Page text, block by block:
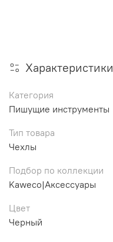
Характеристики
Категория
Пишущие инструменты
Тип товара
Чехлы
Подбор по коллекции
Kaweco|Аксессуары
Цвет
Черный